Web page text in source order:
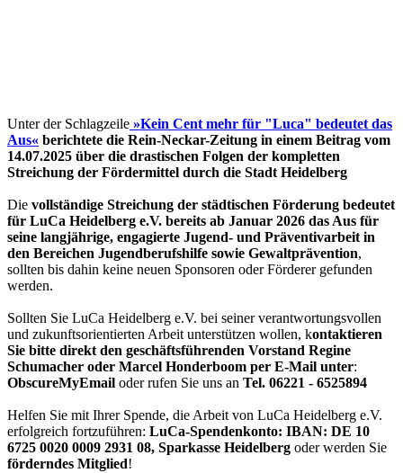
Unter der Schlagzeile »Kein Cent mehr für "Luca" bedeutet das
Aus« berichtete die Rein-Neckar-Zeitung in einem Beitrag vom
14.07.2025 über die drastischen Folgen der kompletten
Streichung der Fördermittel durch die Stadt Heidelberg
Die vollständige Streichung der städtischen Förderung bedeutet
für LuCa Heidelberg e.V. bereits ab Januar 2026 das Aus für
seine langjährige, engagierte Jugend- und Präventivarbeit in
den Bereichen Jugendberufshilfe sowie Gewaltprävention,
sollten bis dahin keine neuen Sponsoren oder Förderer gefunden
werden.
Sollten Sie LuCa Heidelberg e.V. bei seiner verantwortungsvollen
und zukunftsorientierten Arbeit unterstützen wollen, kontaktieren
Sie bitte direkt den geschäftsführenden Vorstand Regine
Schumacher oder Marcel Honderboom per E-Mail unter:
ObscureMyEmail oder rufen Sie uns an Tel. 06221 - 6525894
Helfen Sie mit Ihrer Spende, die Arbeit von LuCa Heidelberg e.V.
erfolgreich fortzuführen: LuCa-Spendenkonto: IBAN: DE 10
6725 0020 0009 2931 08, Sparkasse Heidelberg oder werden Sie
förderndes Mitglied!